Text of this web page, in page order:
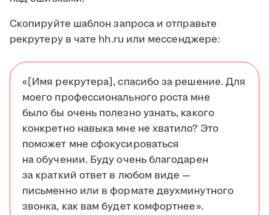
Скопируйте шаблон запроса и отправьте
рекрутеру в чате hh.ru или мессенджере:
«[Имя рекрутера], спасибо за решение. Для
моего профессионального роста мне
было бы очень полезно узнать, какого
конкретно навыка мне не хватило? Это
поможет мне сфокусироваться
на обучении. Буду очень благодарен
за краткий ответ в любом виде —
письменно или в формате двухминутного
звонка, как вам будет комфортнее».